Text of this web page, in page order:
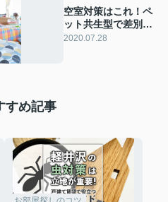
空室対策はこれ！ペ
ット共生型で差別化
を図る
2020.07.28
すめ記事